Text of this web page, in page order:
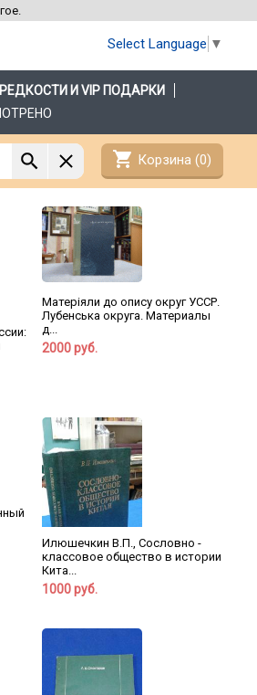
Select Language ▼
РЕДКОСТИ И VIP ПОДАРКИ
shopping_cart Корзина (0)
Матерiяли до опису округ УССР.
Лубенська округа. Материалы
д...
2000 руб.
Илюшечкин В.П., Сословно -
классовое общество в истории
Кита...
1000 руб.